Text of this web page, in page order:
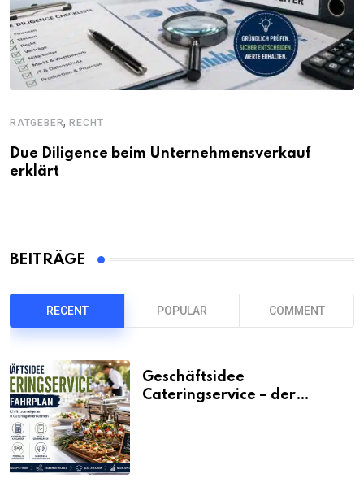
RATGEBER,RECHT
Due Diligence beim Unternehmensverkauf
erklärt
BEITRÄGE
RECENT POPULAR COMMENT
Geschäftsidee
Cateringservice – der